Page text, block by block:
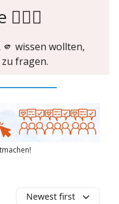
🫵 wissen wollten,
fragen.
Newest first